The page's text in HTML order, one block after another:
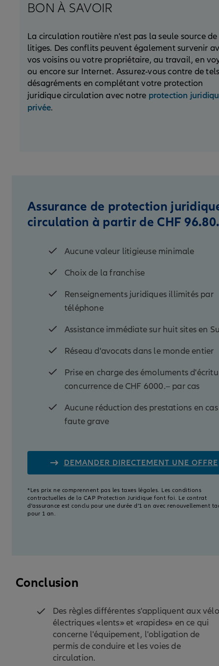
BON À SAVOIR
La circulation routière n'est pas la seule source de
litiges. Des conflits peuvent également survenir
vos voisins ou votre propriétaire, au travail, en
ou encore sur Internet. Assurez-vous contre de
désagréments en complétant votre protection
juridique circulation avec notre protection
privée.
Assurance de protection
circulation à partir de CHF
Aucune valeur litigieuse minimale
Choix de la franchise
Renseignements juridiques illimités par
téléphone
Assistance immédiate sur huit sites en
Réseau d'avocats dans le monde entier
Prise en charge des émoluments
concurrence de CHF 6000.– par cas
Aucune réduction des prestations en
faute grave
DEMANDER DIRECTEMENT UNE OFFRE
*Les prix ne comprennent pas les taxes légales. Les conditions
contractuelles de la CAP Protection Juridique font foi. Le contrat
d'assurance est conclu pour une durée d'1 an avec renouvellement
pour 1 an.
Conclusion
Des règles différentes s'appliquent aux
électriques «lents» et «rapides» en ce qui
concerne l'équipement, l'obligation de
permis de conduire et les voies de
circulation.